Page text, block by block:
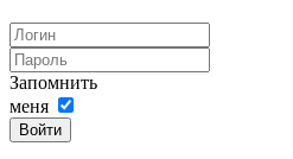
Запомнить
меня
Войти